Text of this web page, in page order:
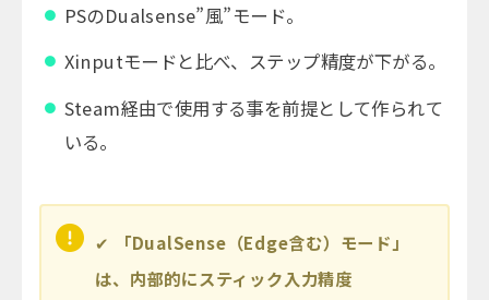
PSのDualsense”風”モード。
Xinputモードと比べ、ステップ精度が下がる。
Steam経由で使用する事を前提として作られて
いる。
✔
「DualSense（Edge含む）モード」
は、内部的にスティック入力精度